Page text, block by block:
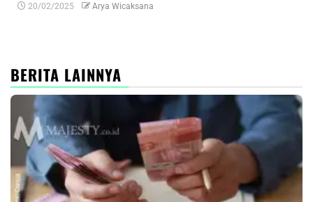
20/02/2025 Arya Wicaksana
BERITA LAINNYA